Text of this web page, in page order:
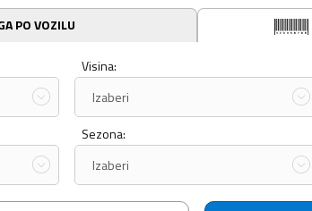
PO VOZILU
Visina:
Izaberi
Sezona:
Izaberi